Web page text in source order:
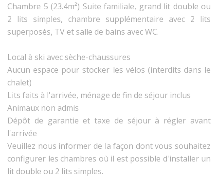
Chambre 5 (23.4m²) Suite familiale, grand lit double ou
2 lits simples, chambre supplémentaire avec 2 lits
superposés, TV et salle de bains avec WC.
Local à ski avec sèche-chaussures
Aucun espace pour stocker les vélos (interdits dans le
chalet)
Lits faits à l'arrivée, ménage de fin de séjour inclus
Animaux non admis
Dépôt de garantie et taxe de séjour à régler avant
l'arrivée
Veuillez nous informer de la façon dont vous souhaitez
configurer les chambres où il est possible d'installer un
lit double ou 2 lits simples.